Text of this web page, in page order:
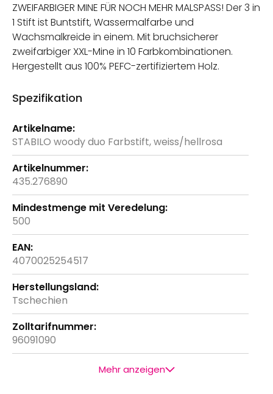
ZWEIFARBIGER MINE FÜR NOCH MEHR MALSPASS! Der 3 in
1 Stift ist Buntstift, Wassermalfarbe und
Wachsmalkreide in einem. Mit bruchsicherer
zweifarbiger XXL-Mine in 10 Farbkombinationen.
Hergestellt aus 100% PEFC-zertifiziertem Holz.
Spezifikation
Weitere
Informationen
STABILO woody duo Farbstift, weiss/hellrosa
435.276890
500
4070025254517
Tschechien
96091090
Mehr anzeigen